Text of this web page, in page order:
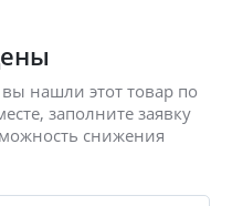
нашли этот товар по
заполните заявку
снижения